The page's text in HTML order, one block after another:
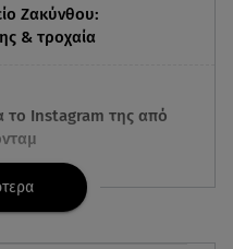
Ζακύνθου:
& τροχαία
το Instagram της από
πούλησε